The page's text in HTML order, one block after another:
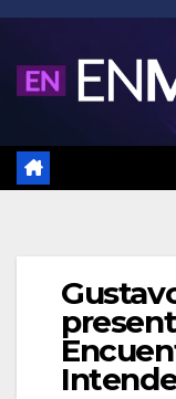
Saltar
contenido